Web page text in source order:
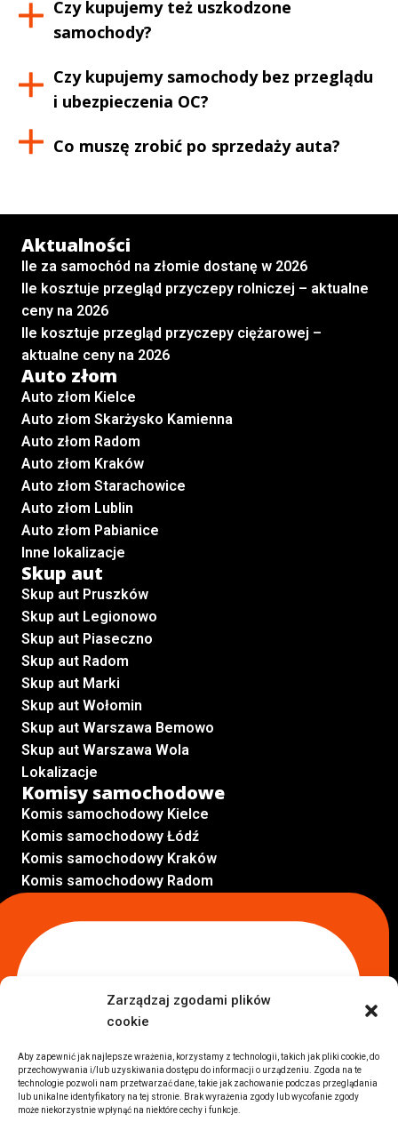
Zarządzaj zgodami plików
cookie
Aby zapewnić jak najlepsze wrażenia, korzystamy z technologii, takich jak pliki cookie, do
przechowywania i/lub uzyskiwania dostępu do informacji o urządzeniu. Zgoda na te
technologie pozwoli nam przetwarzać dane, takie jak zachowanie podczas przeglądania
lub unikalne identyfikatory na tej stronie. Brak wyrażenia zgody lub wycofanie zgody
może niekorzystnie wpłynąć na niektóre cechy i funkcje.
Czy kupujemy też uszkodzone
samochody?
Czy kupujemy samochody bez przeglądu
i ubezpieczenia OC?
Co muszę zrobić po sprzedaży auta?
Aktualności
Ile za samochód na złomie dostanę w 2026
Ile kosztuje przegląd przyczepy rolniczej – aktualne
ceny na 2026
Ile kosztuje przegląd przyczepy ciężarowej –
aktualne ceny na 2026
Auto złom
Auto złom Kielce
Auto złom Skarżysko Kamienna
Auto złom Radom
Auto złom Kraków
Auto złom Starachowice
Auto złom Lublin
Auto złom Pabianice
Inne lokalizacje
Skup aut
Skup aut Pruszków
Skup aut Legionowo
Skup aut Piaseczno
Skup aut Radom
Skup aut Marki
Skup aut Wołomin
Skup aut Warszawa Bemowo
Skup aut Warszawa Wola
Lokalizacje
Komisy samochodowe
Komis samochodowy Kielce
Komis samochodowy Łódź
Komis samochodowy Kraków
Komis samochodowy Radom
Komis samochodowy Opole
Komis samochodowy Lublin
Inne Lokalizacje
Auta z USA Rzeszów
Auta z USA Białystok
Auta z USA Kraków
Marki samochodów